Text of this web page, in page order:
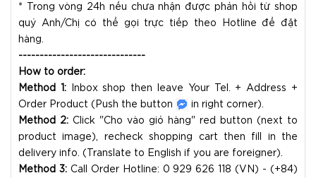
* Trong vòng 24h nếu chưa nhận được phản hồi từ shop
quý Anh/Chị có thể gọi trực tiếp theo Hotline để đặt
hàng.
------------------------------
How to order:
Method 1:Inbox shop then leave Your Tel. + Address +
Order Product (Push the button
in right corner).
Method 2: Click "Cho vào giỏ hàng" red button (next to
product image), recheck shopping cart then fill in the
delivery info. (Translate to English if you are foreigner).
Method 3: Call Order Hotline: 0 929 626 118 (VN) - (+84)